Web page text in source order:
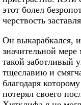
этот болел
черствость
Он выкарабкался,
значительной
такой заботливый
тщеславию и
благодаря
потерял своего